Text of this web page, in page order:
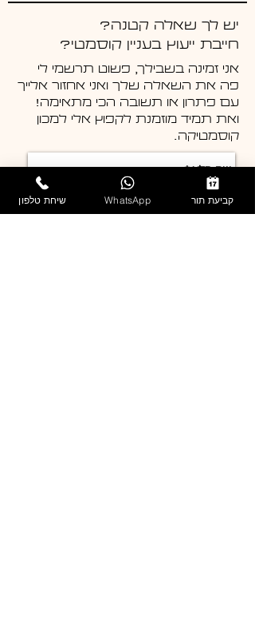
יש לך שאלה קטנה?
חייבת ייעוץ בעניין קוסמטי?
אני זמינה בשבילך, פשוט תרשמי לי
פה את השאלה שלך ואני אחזור אלייך
עם פתרון או תשובה הכי מתאימה!
ואת תמיד מוזמנת לקפוץ אלי למכון
קוסמטיקה.
שיחת טלפון WhatsApp קביעת תור